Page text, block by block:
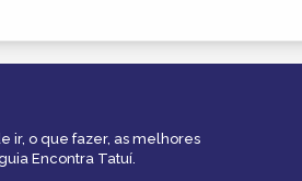
ir, o que fazer, as melhores
Encontra Tatuí.